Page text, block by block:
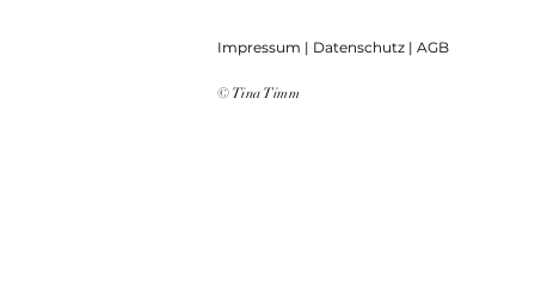
Impressum | Datenschutz | AGB
© Tina Timm